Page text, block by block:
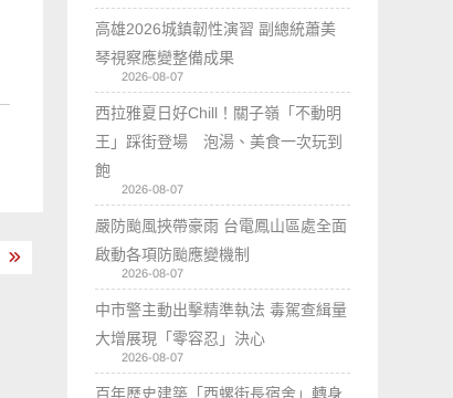
高雄2026城鎮韌性演習 副總統蕭美
琴視察應變整備成果
2026-08-07
西拉雅夏日好Chill！關子嶺「不動明
王」踩街登場 泡湯、美食一次玩到
飽
2026-08-07
嚴防颱風挾帶豪雨 台電鳳山區處全面
啟動各項防颱應變機制
2026-08-07
中市警主動出擊精準執法 毒駕查緝量
大增展現「零容忍」決心
2026-08-07
百年歷史建築「西螺街長宿舍」轉身